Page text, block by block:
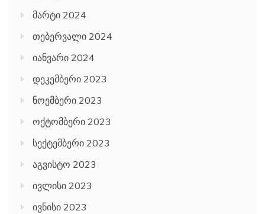
მარტი 2024
თებერვალი 2024
იანვარი 2024
დეკემბერი 2023
ნოემბერი 2023
ოქტომბერი 2023
სექტემბერი 2023
აგვისტო 2023
ივლისი 2023
ივნისი 2023